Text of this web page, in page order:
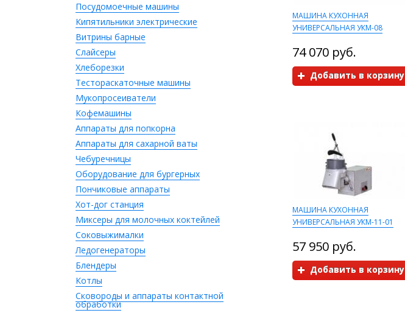
Посудомоечные машины
Кипятильники электрические
Витрины барные
Слайсеры
Хлеборезки
Тестораскаточные машины
Мукопросеиватели
Кофемашины
Аппараты для попкорна
Аппараты для сахарной ваты
Чебуречницы
Оборудование для бургерных
Пончиковые аппараты
Хот-дог станция
Миксеры для молочных коктейлей
Соковыжималки
Ледогенераторы
Блендеры
Котлы
Сковороды и аппараты контактной
обработки
МАШИНА КУХОННАЯ
УНИВЕРСАЛЬНАЯ УКМ-08
74 070 руб.
Добавить в корзину
МАШИНА КУХОННАЯ
УНИВЕРСАЛЬНАЯ УКМ-11-01
57 950 руб.
Добавить в корзину